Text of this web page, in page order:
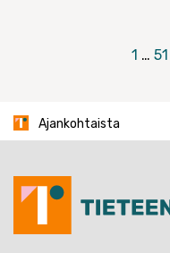
1 … 51
Ajankohtaista